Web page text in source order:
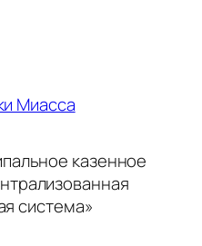
Миасса
казенное
система»